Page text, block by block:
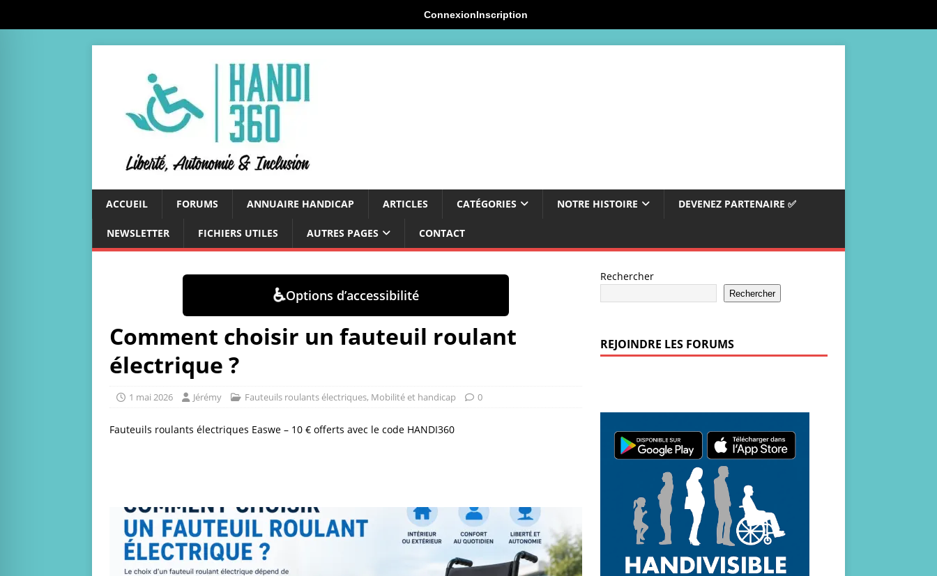
ConnexionInscription
ACCUEIL FORUMS ANNUAIRE HANDICAP ARTICLES CATÉGORIES NOTRE HISTOIRE DEVENEZ PARTENAIRE ✅
NEWSLETTER FICHIERS UTILES AUTRES PAGES CONTACT
♿Options d’accessibilité
Comment choisir un fauteuil roulant
électrique ?
1 mai 2026 Jérémy Fauteuils roulants électriques, Mobilité et handicap 0
Fauteuils roulants électriques Easwe – 10 € offerts avec le code HANDI360
Rechercher
Rechercher
REJOINDRE LES FORUMS